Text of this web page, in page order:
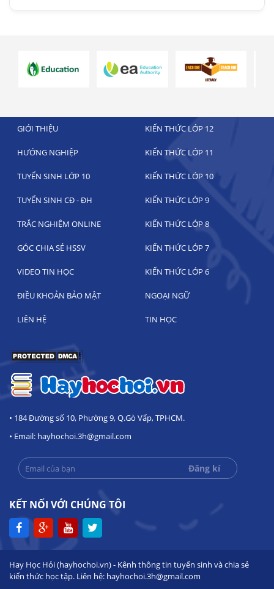
GIỚI THIỆU KIẾN THỨC LỚP 12
HƯỚNG NGHIỆP KIẾN THỨC LỚP 11
TUYỂN SINH LỚP 10 KIẾN THỨC LỚP 10
TUYỂN SINH CĐ - ĐH KIẾN THỨC LỚP 9
TRẮC NGHIỆM ONLINE KIẾN THỨC LỚP 8
GÓC CHIA SẺ HSSV KIẾN THỨC LỚP 7
VIDEO TIN HỌC KIẾN THỨC LỚP 6
ĐIỀU KHOẢN BẢO MẬT NGOẠI NGỮ
LIÊN HỆ TIN HỌC
• 184 Đường số 10, Phường 9, Q.Gò Vấp, TPHCM.
• Email: hayhochoi.3h@gmail.com
KẾT NỐI VỚI CHÚNG TÔI
Hay Học Hỏi (hayhochoi.vn) - Kênh thông tin tuyển sinh và chia sẻ
kiến thức học tập. Liên hệ: hayhochoi.3h@gmail.com